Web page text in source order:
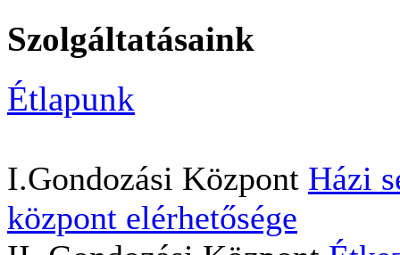
Szolgáltatásaink
Étlapunk
I.Gondozási Központ Házi
központ elérhetősége